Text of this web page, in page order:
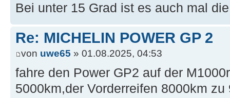
Bei unter 15 Grad ist es auch mal
Re: MICHELIN POWER GP 2
von uwe65 » 01.08.2025, 04:53
fahre den Power GP2 auf der
5000km,der Vorderreifen 8000km